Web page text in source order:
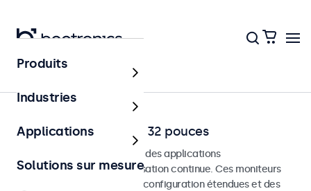
Accueil
Moniteurs RCA de 7 à 32 pouces
Moniteurs RCA conçus pour des applications
professionnelles et une utilisation continue. Ces moniteurs
RCA offrent des options de configuration étendues et des
Produits
Industries
Applications
Solutions sur mesure